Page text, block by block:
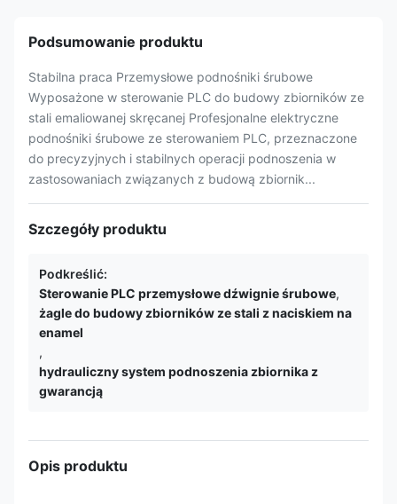
Podsumowanie produktu
Stabilna praca Przemysłowe podnośniki śrubowe
Wyposażone w sterowanie PLC do budowy zbiorników ze
stali emaliowanej skręcanej Profesjonalne elektryczne
podnośniki śrubowe ze sterowaniem PLC, przeznaczone
do precyzyjnych i stabilnych operacji podnoszenia w
zastosowaniach związanych z budową zbiornik...
Szczegóły produktu
Podkreślić:
Sterowanie PLC przemysłowe dźwignie śrubowe,
żagle do budowy zbiorników ze stali z naciskiem na
enamel
,
hydrauliczny system podnoszenia zbiornika z
gwarancją
Opis produktu